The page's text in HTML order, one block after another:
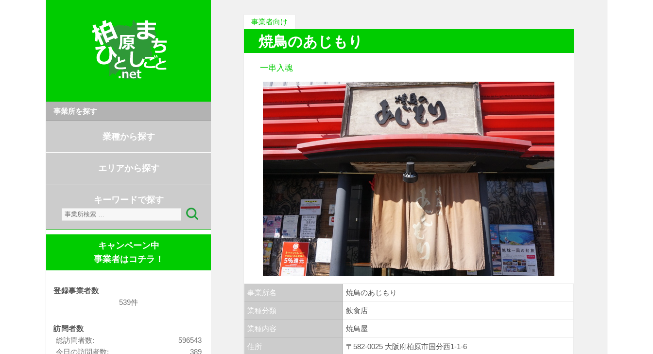
事業所を探す
業種から探す
エリアから探す
キーワードで探す
検
索:
キャンペーン中
事業者はコチラ！
登録事業者数
539件
訪問者数
596543
総訪問者数:
389
今日の訪問者数:
事業者向け
焼鳥のあじもり
一串入魂
事業所名 焼鳥のあじもり
業種分類 飲食店
業種内容 焼鳥屋
住所 〒582-0025 大阪府柏原市国分西1-1-6